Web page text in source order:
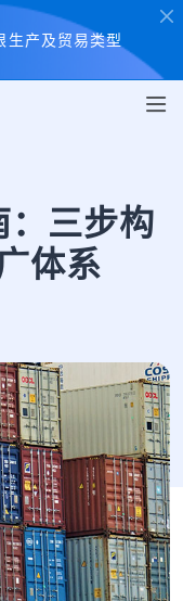
生产及贸易类型
：三步构
体系